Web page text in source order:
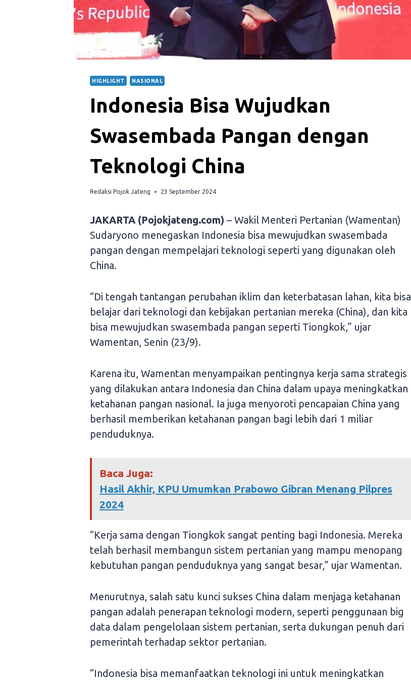
HIGHLIGHT NASIONAL
Indonesia Bisa Wujudkan
Swasembada Pangan dengan
Teknologi China
Redaksi Pojok Jateng 23 September 2024
JAKARTA (Pojokjateng.com) – Wakil Menteri Pertanian (Wamentan)
Sudaryono menegaskan Indonesia bisa mewujudkan swasembada
pangan dengan mempelajari teknologi seperti yang digunakan oleh
China.
“Di tengah tantangan perubahan iklim dan keterbatasan lahan, kita bisa
belajar dari teknologi dan kebijakan pertanian mereka (China), dan kita
bisa mewujudkan swasembada pangan seperti Tiongkok,” ujar
Wamentan, Senin (23/9).
Karena itu, Wamentan menyampaikan pentingnya kerja sama strategis
yang dilakukan antara Indonesia dan China dalam upaya meningkatkan
ketahanan pangan nasional. Ia juga menyoroti pencapaian China yang
berhasil memberikan ketahanan pangan bagi lebih dari 1 miliar
penduduknya.
Baca Juga:
Hasil Akhir, KPU Umumkan Prabowo Gibran Menang Pilpres
2024
“Kerja sama dengan Tiongkok sangat penting bagi Indonesia. Mereka
telah berhasil membangun sistem pertanian yang mampu menopang
kebutuhan pangan penduduknya yang sangat besar,” ujar Wamentan.
Menurutnya, salah satu kunci sukses China dalam menjaga ketahanan
pangan adalah penerapan teknologi modern, seperti penggunaan big
data dalam pengelolaan sistem pertanian, serta dukungan penuh dari
pemerintah terhadap sektor pertanian.
“Indonesia bisa memanfaatkan teknologi ini untuk meningkatkan